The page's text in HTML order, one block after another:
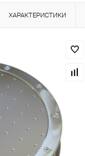
ХАРАКТЕРИСТИКИ